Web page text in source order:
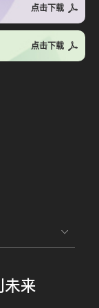
点击下载
点击下载
未来